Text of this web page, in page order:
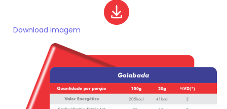
Download imagem